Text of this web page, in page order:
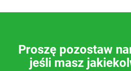
Proszę pozostaw
jeśli masz